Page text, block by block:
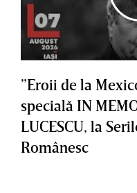
”Eroii de la
specială IN
LUCESCU, la
Românesc